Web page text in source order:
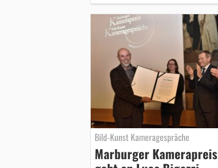
Bild-Kunst Kameragespräche
Marburger Kamerapreis